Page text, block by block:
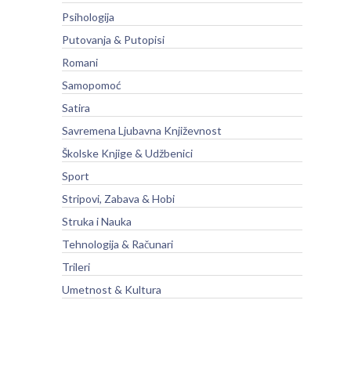
Psihologija
Putovanja & Putopisi
Romani
Samopomoć
Satira
Savremena Ljubavna Književnost
Školske Knjige & Udžbenici
Sport
Stripovi, Zabava & Hobi
Struka i Nauka
Tehnologija & Računari
Trileri
Umetnost & Kultura